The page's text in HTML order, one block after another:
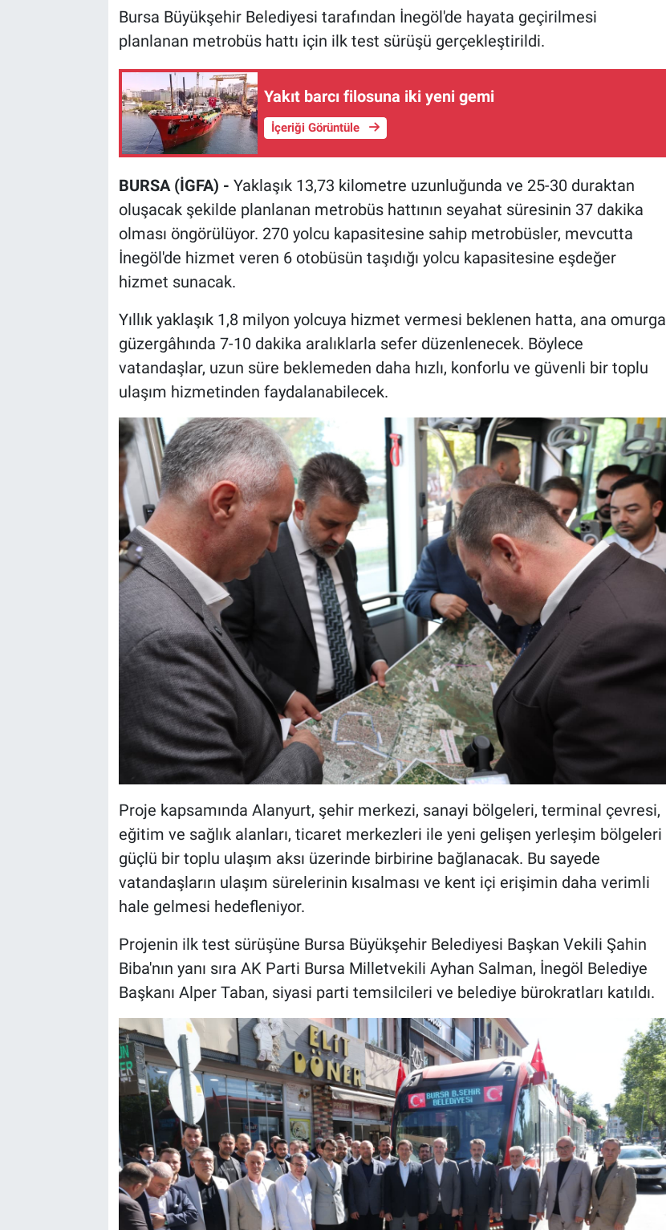
Bursa Büyükşehir Belediyesi tarafından İnegöl'de hayata geçirilmesi
planlanan metrobüs hattı için ilk test sürüşü gerçekleştirildi.
Yakıt barcı filosuna iki yeni gemi
İçeriği Görüntüle
BURSA (İGFA) - Yaklaşık 13,73 kilometre uzunluğunda ve 25-30 duraktan
oluşacak şekilde planlanan metrobüs hattının seyahat süresinin 37 dakika
olması öngörülüyor. 270 yolcu kapasitesine sahip metrobüsler, mevcutta
İnegöl'de hizmet veren 6 otobüsün taşıdığı yolcu kapasitesine eşdeğer
hizmet sunacak.
Yıllık yaklaşık 1,8 milyon yolcuya hizmet vermesi beklenen hatta, ana omurga
güzergâhında 7-10 dakika aralıklarla sefer düzenlenecek. Böylece
vatandaşlar, uzun süre beklemeden daha hızlı, konforlu ve güvenli bir toplu
ulaşım hizmetinden faydalanabilecek.
Proje kapsamında Alanyurt, şehir merkezi, sanayi bölgeleri, terminal çevresi,
eğitim ve sağlık alanları, ticaret merkezleri ile yeni gelişen yerleşim bölgeleri
güçlü bir toplu ulaşım aksı üzerinde birbirine bağlanacak. Bu sayede
vatandaşların ulaşım sürelerinin kısalması ve kent içi erişimin daha verimli
hale gelmesi hedefleniyor.
Projenin ilk test sürüşüne Bursa Büyükşehir Belediyesi Başkan Vekili Şahin
Biba'nın yanı sıra AK Parti Bursa Milletvekili Ayhan Salman, İnegöl Belediye
Başkanı Alper Taban, siyasi parti temsilcileri ve belediye bürokratları katıldı.